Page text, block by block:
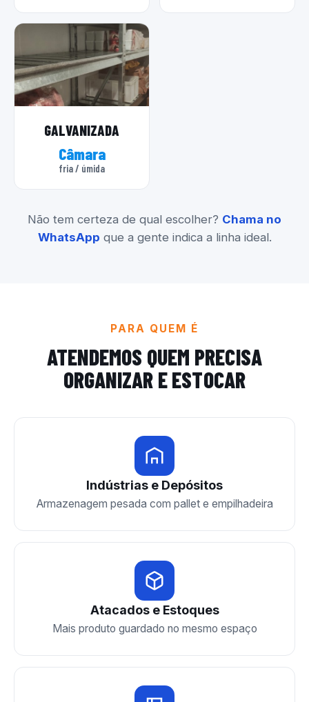
GALVANIZADA
Câmara
fria / úmida
Não tem certeza de qual escolher? Chama no
WhatsApp que a gente indica a linha ideal.
PARA QUEM É
ATENDEMOS QUEM PRECISA
ORGANIZAR E ESTOCAR
Indústrias e Depósitos
Armazenagem pesada com pallet e empilhadeira
Atacados e Estoques
Mais produto guardado no mesmo espaço